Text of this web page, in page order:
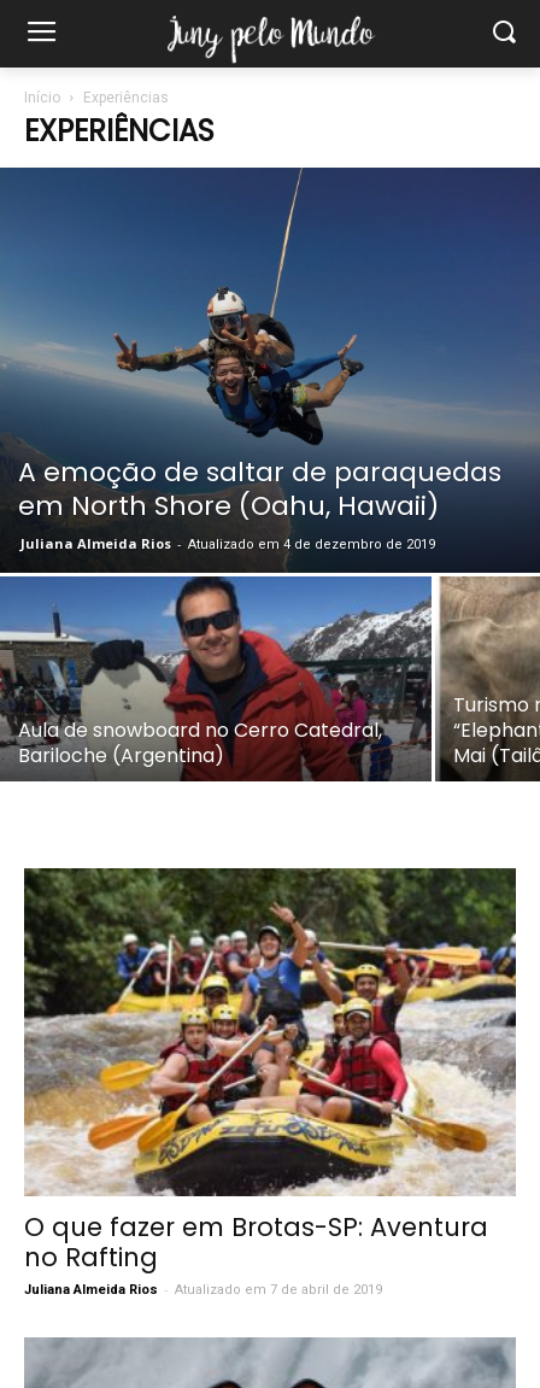
Início Experiências
EXPERIÊNCIAS
A emoção de saltar de paraquedas
em North Shore (Oahu, Hawaii)
Juliana Almeida Rios - Atualizado em 4 de dezembro de 2019
Aula de snowboard no Cerro Catedral,
Bariloche (Argentina)
Turismo
Mai
O que fazer em Brotas-SP: Aventura
no Rafting
Juliana Almeida Rios - Atualizado em 7 de abril de 2019